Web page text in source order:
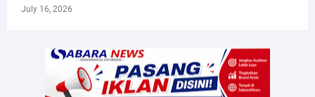
July 16, 2026